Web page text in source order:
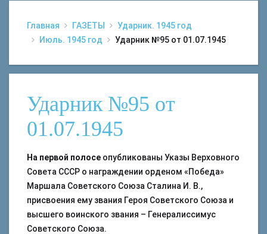
Главная ГАЗЕТЫ
Ударник. 1945 год
Июль. 1945 год
Ударник №95 от 01.07.1945
Ударник №95 от
01.07.1945
На первой полосе опубликованы Указы Верховного
Совета СССР о награждении орденом «Победа»
Маршала Советского Союза Сталина И. В.,
присвоения ему звания Героя Советского Союза и
высшего воинского звания – Генералиссимус
Советского Союза.